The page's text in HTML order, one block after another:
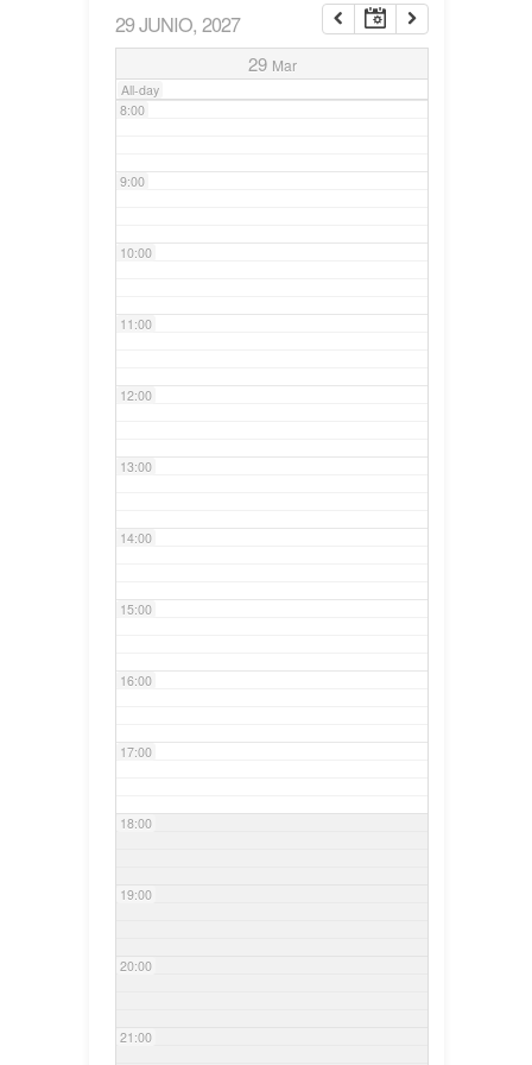
29 JUNIO, 2027
29 Mar
All-day
7:00
8:00
9:00
10:00
11:00
12:00
13:00
14:00
15:00
16:00
17:00
18:00
19:00
20:00
21:00